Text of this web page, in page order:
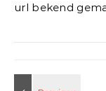
url bekend